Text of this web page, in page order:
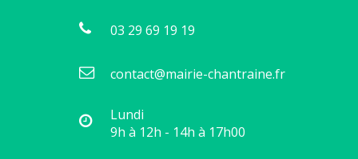
03 29 69 19 19
contact@mairie-chantraine.fr
Lundi
9h à 12h - 14h à 17h00